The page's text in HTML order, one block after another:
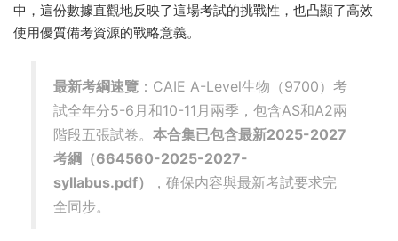
中，這份數據直觀地反映了這場考試的挑戰性，也凸顯了高效
使用優質備考資源的戰略意義。
最新考綱速覽 ：CAIE A-Level生物（9700）考
試全年分5-6月和10-11月兩季，包含AS和A2兩
階段五張試卷。 本合集已包含最新2025-2027
考綱（664560-2025-2027-
syllabus.pdf）
，确保内容與最新考試要求完
全同步。